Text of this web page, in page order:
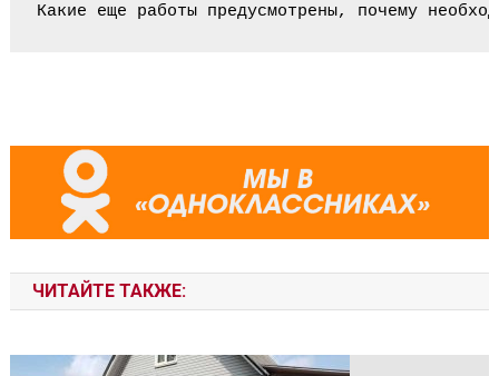
Какие еще работы предусмотрены, почему
ЧИТАЙТЕ ТАКЖЕ: